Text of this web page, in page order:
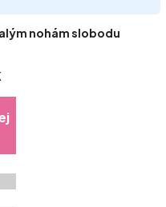
nohám slobodu